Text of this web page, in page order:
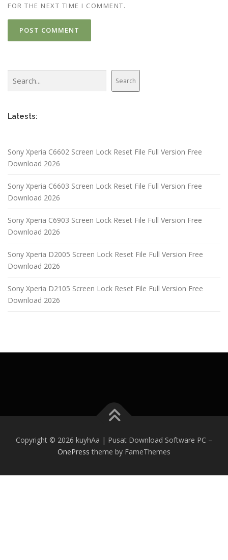
FOR THE NEXT TIME I COMMENT.
Search
Latests:
Sony Xperia C6602 Screen Lock Reset File Full Version Free
Download 2026
Sony Xperia C6603 Screen Lock Reset File Full Version Free
Download 2026
Sony Xperia C6903 Screen Lock Reset File Full Version Free
Download 2026
Sony Xperia D2005 Screen Lock Reset File Full Version Free
Download 2026
Sony Xperia D2105 Screen Lock Reset File Full Version Free
Download 2026
Copyright © 2026 kuyhAa | Pusat Download Software PC –
OnePress theme by FameThemes